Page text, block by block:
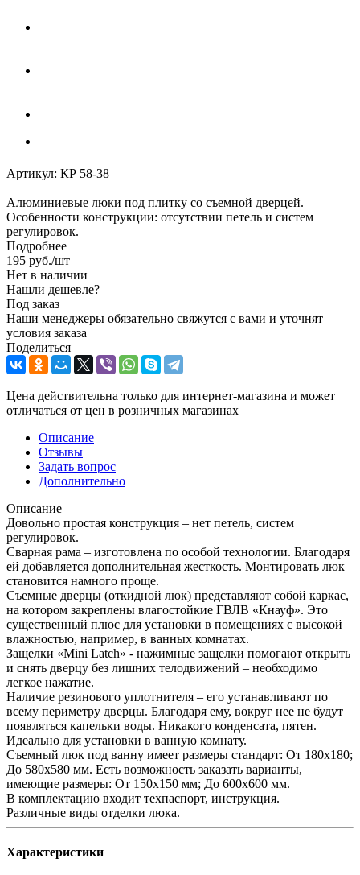
Артикул: КР 58-38
Алюминиевые люки под плитку со съемной дверцей.
Особенности конструкции: отсутствии петель и систем
регулировок.
Подробнее
195 руб./шт
Нет в наличии
Нашли дешевле?
Под заказ
Наши менеджеры обязательно свяжутся с вами и уточнят
условия заказа
Поделиться
Цена действительна только для интернет-магазина и может
отличаться от цен в розничных магазинах
Описание
Отзывы
Задать вопрос
Дополнительно
Описание
Довольно простая конструкция – нет петель, систем
регулировок.
Сварная рама – изготовлена по особой технологии. Благодаря
ей добавляется дополнительная жесткость. Монтировать люк
становится намного проще.
Съемные дверцы (откидной люк) представляют собой каркас,
на котором закреплены влагостойкие ГВЛВ «Кнауф». Это
существенный плюс для установки в помещениях с высокой
влажностью, например, в ванных комнатах.
Защелки «Mini Latch» - нажимные защелки помогают открыть
и снять дверцу без лишних телодвижений – необходимо
легкое нажатие.
Наличие резинового уплотнителя – его устанавливают по
всему периметру дверцы. Благодаря ему, вокруг нее не будут
появляться капельки воды. Никакого конденсата, пятен.
Идеально для установки в ванную комнату.
Съемный люк под ванну имеет размеры стандарт: От 180х180;
До 580х580 мм. Есть возможность заказать варианты,
имеющие размеры: От 150х150 мм; До 600х600 мм.
В комплектацию входит техпаспорт, инструкция.
Различные виды отделки люка.
Характеристики